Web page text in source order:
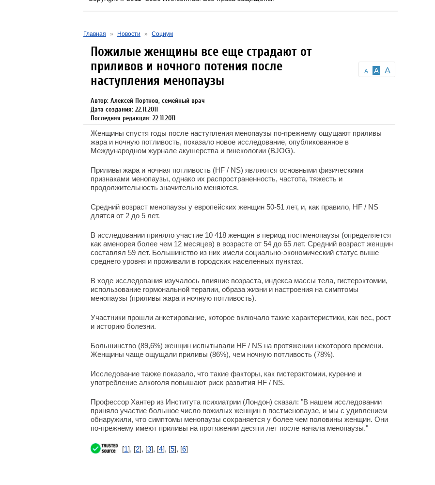
Главная » Новости » Социум
A A A
Пожилые женщины все еще страдают от
приливов и ночного потения после
наступления менопаузы
Автор: Алексей Портнов, семейный врач
Дата создания: 22.11.2011
Последняя редакция: 22.11.2011
Женщины спустя годы после наступления менопаузы по-прежнему ощущают приливы
жара и ночную потливость, показало новое исследование, опубликованное в
Международном журнале акушерства и гинекологии (BJOG).
Приливы жара и ночная потливость (HF / NS) являются основными физическими
признаками менопаузы, однако их распространенность, частота, тяжесть и
продолжительность значительно меняются.
Средний возраст менопаузы у европейских женщин 50-51 лет, и, как правило, HF / NS
длятся от 2 до 5 лет.
В исследовании приняло участие 10 418 женщин в период постменопаузы (определяется
как аменорея более чем 12 месяцев) в возрасте от 54 до 65 лет. Средний возраст женщин
составлял 59 лет. Большинство из них имели социально-экономический статус выше
среднего уровня и проживали в городских населенных пунктах.
В ходе исследования изучалось влияние возраста, индекса массы тела, гистерэктомии,
использование гормональной терапии, образа жизни и настроения на симптомы
менопаузы (приливы жара и ночную потливость).
Участники прошли анкетирование, которое включало такие характеристики, как вес, рост
и историю болезни.
Большинство (89,6%) женщин испытывали HF / NS на протяжении некоторого времени.
Женщины чаще ощущали приливы (86%), чем ночную потливость (78%).
Исследование также показало, что такие факторы, как гистерэктомии, курение и
употребление алкоголя повышают риск развития HF / NS.
Профессор Хантер из Института психиатрии (Лондон) сказал: "В нашем исследовании
приняло участие большое число пожилых женщин в постменопаузе, и мы с удивлением
обнаружили, что симптомы менопаузы сохраняется у более чем половины женщин. Они
по-прежнему имеют приливы на протяжении десяти лет после начала менопаузы."
[1], [2], [3], [4], [5], [6]